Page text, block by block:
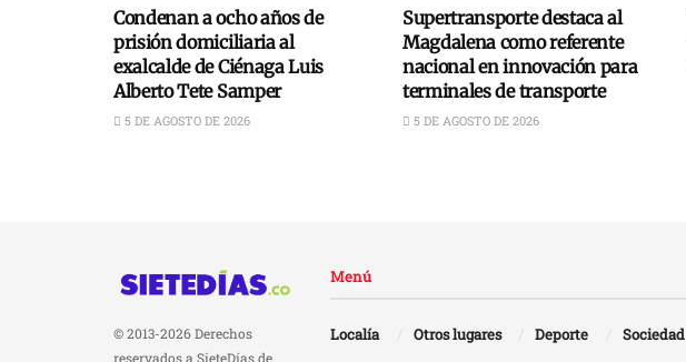
Condenan a ocho años de
prisión domiciliaria al
exalcalde de Ciénaga Luis
Alberto Tete Samper
5 DE AGOSTO DE 2026
Supertransporte destaca al
Magdalena como referente
nacional en innovación para
terminales de transporte
5 DE AGOSTO DE 2026
© 2013-2026 Derechos
reservados a SieteDías de
Menú
Localía Otros lugares Deporte Sociedad